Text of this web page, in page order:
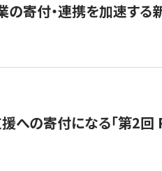
の寄付・連携を加速す
への寄付になる「第2